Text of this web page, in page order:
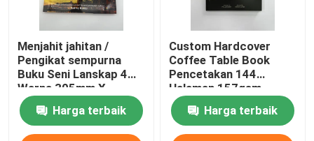
Menjahit jahitan /
Pengikat sempurna
Buku Seni Lanskap 4
Warna 305mm X
229mm
Harga terbaik
Custom Hardcover
Coffee Table Book
Pencetakan 144
Halaman 157gsm
Kertas Seni
Harga terbaik